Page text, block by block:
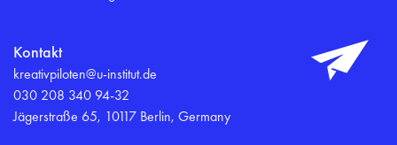
Kontakt
kreativpiloten@u-institut.de
030 208 340 94-32
Jägerstraße 65, 10117 Berlin, Germany